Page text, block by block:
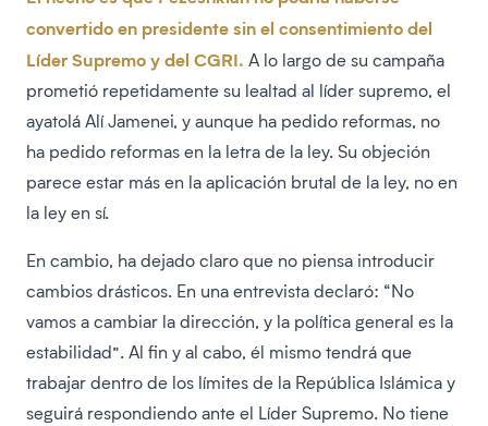
convertido en presidente sin el consentimiento del
Líder Supremo y del CGRI. A lo largo de su campaña
prometió repetidamente su lealtad al líder supremo, el
ayatolá Alí Jamenei, y aunque ha pedido reformas, no
ha pedido reformas en la letra de la ley. Su objeción
parece estar más en la aplicación brutal de la ley, no en
la ley en sí.
En cambio, ha dejado claro que no piensa introducir
cambios drásticos. En una entrevista declaró: “No
vamos a cambiar la dirección, y la política general es la
estabilidad”. Al fin y al cabo, él mismo tendrá que
trabajar dentro de los límites de la República Islámica y
seguirá respondiendo ante el Líder Supremo. No tiene